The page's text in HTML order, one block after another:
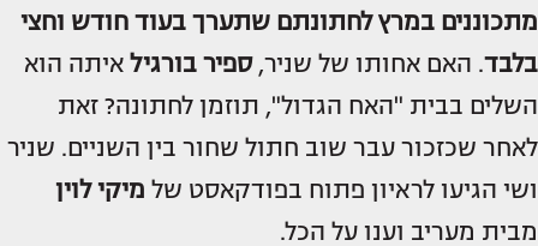
מתכוננים במרץ לחתונתם שתערך בעוד חודש וחצי
בלבד. האם אחותו של שניר, ספיר בורגיל איתה הוא
השלים בבית "האח הגדול", תוזמן לחתונה? זאת
לאחר שכזכור עבר שוב חתול שחור בין השניים. שניר
ושי הגיעו לראיון פתוח בפודקאסט של מיקי לוין
מבית מעריב וענו על הכל.